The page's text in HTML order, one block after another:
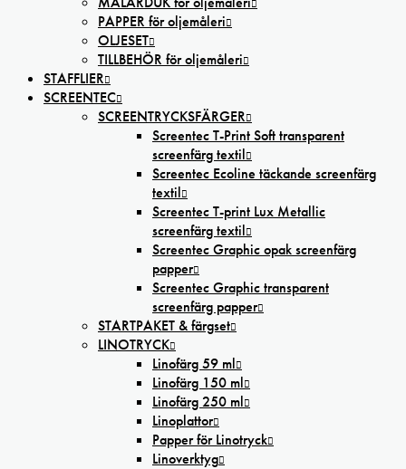
PAPPER för oljemåleri
OLJESET
TILLBEHÖR för oljemåleri
STAFFLIER
SCREENTEC
SCREENTRYCKSFÄRGER
Screentec T-Print Soft transparent
screenfärg textil
Screentec Ecoline täckande screenfärg
textil
Screentec T-print Lux Metallic
screenfärg textil
Screentec Graphic opak screenfärg
papper
Screentec Graphic transparent
screenfärg papper
STARTPAKET & färgset
LINOTRYCK
Linofärg 59 ml
Linofärg 150 ml
Linofärg 250 ml
Linoplattor
Papper för Linotryck
Linoverktyg